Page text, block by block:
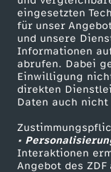
eingesetzten
für unser
und unsere
Informationen
abrufen. Dabei
Einwilligung
direkten
Daten auch nicht
•
Interaktionen
Angebot des
Mehr ZDF
ZDF-Apps
Smart TV
ZDFtext
Livestreams
Sendungen A-Z